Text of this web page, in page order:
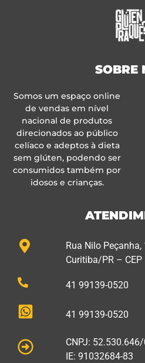
SOBRE
Somos um espaço online
de vendas em nível
nacional de produtos
direcionados ao público
celíaco e adeptos à dieta
sem glúten, podendo ser
consumidos também por
idosos e crianças.
Rua Nilo
Curitiba/PR – CEP
41 99139-0520
41 99139-0520
CNPJ:
IE: 91032684-83